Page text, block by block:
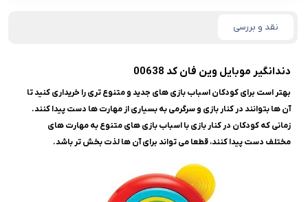
نقد و بررسی
دندانگیر موبایل وین فان کد 00638
بهتر است برای کودکان اسباب بازی های جدید و متنوع تری را خریداری کنید تا
آن ها بتوانند در کنار بازی و سرگرمی به بسیاری از مهارت ها دست پیدا کنند.
زمانی که کودکان در کنار بازی با اسباب بازی های متنوع به مهارت های
مختلف دست پیدا کنند، قطعا می تواند برای آن ها لذت بخش تر باشد.